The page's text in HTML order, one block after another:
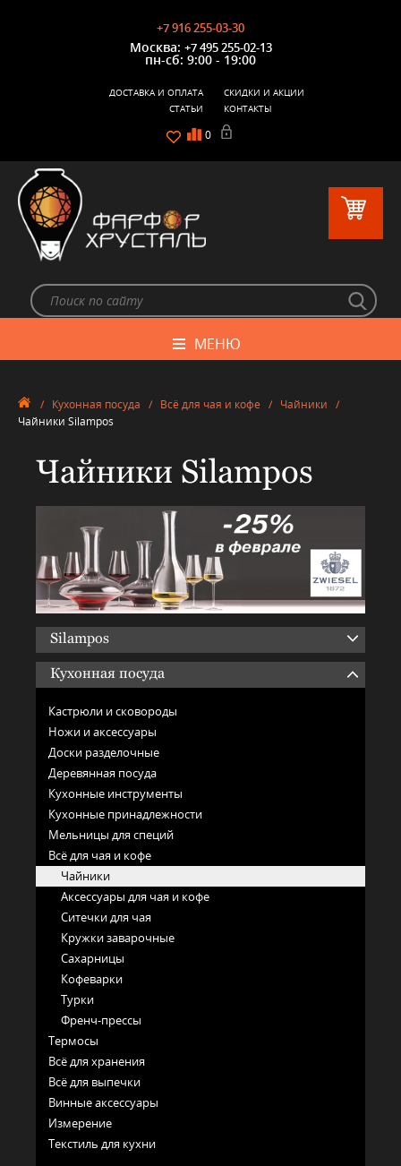
+7 916 255-03-30
Москва: +7 495 255-02-13
пн-сб: 9:00 - 19:00
0
ДОСТАВКА И ОПЛАТА
СКИДКИ И АКЦИИ
СТАТЬИ
КОНТАКТЫ
МЕНЮ
/ Кухонная посуда / Всё для чая и кофе / Чайники /
Чайники Silampos
Чайники Silampos
Silampos
Кухонная посуда
Кастрюли и сковороды
Ножи и аксессуары
Доски разделочные
Деревянная посуда
Кухонные инструменты
Кухонные принадлежности
Мельницы для специй
Всё для чая и кофе
Чайники
Аксессуары для чая и кофе
Ситечки для чая
Кружки заварочные
Сахарницы
Кофеварки
Турки
Френч-прессы
Термосы
Всё для хранения
Всё для выпечки
Винные аксессуары
Измерение
Текстиль для кухни